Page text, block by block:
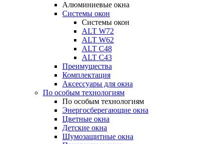
Алюминиевые окна
Системы окон
Системы окон
ALT W72
ALT W62
ALT С48
ALT С43
Преимущества
Комплектация
Аксессуары для окна
По особым технологиям
По особым технологиям
Энергосберегающие окна
Цветные окна
Детские окна
Шумозащитные окна